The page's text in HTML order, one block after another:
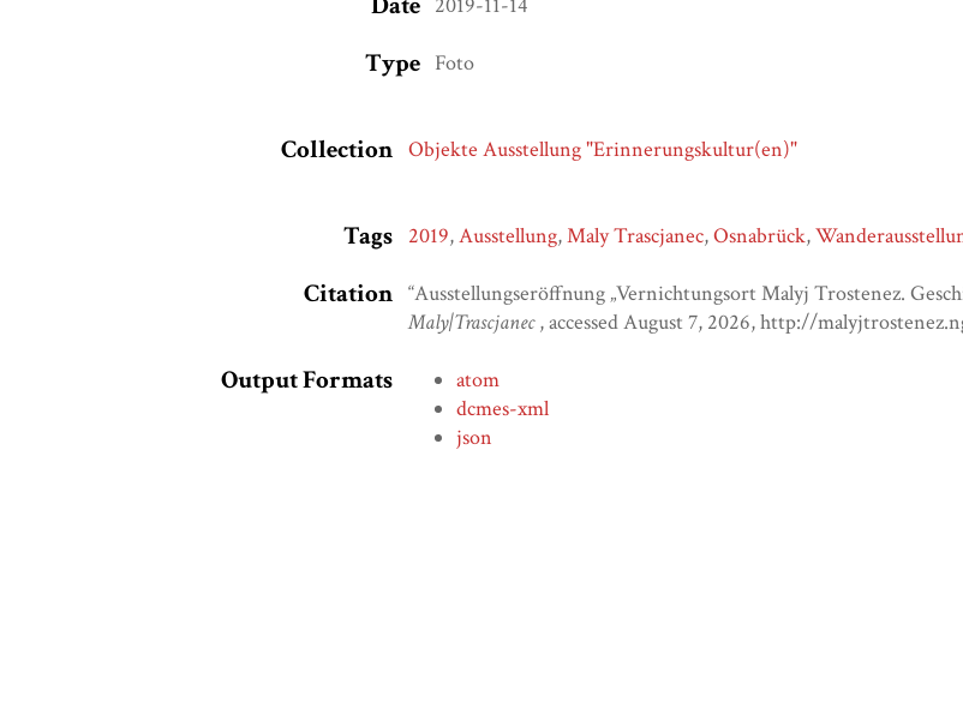
2019-11-14
Type Foto
Collection Objekte Ausstellung "Erinnerungskultur(en)"
Tags 2019,Ausstellung,Maly Trascjanec,Osnabrück,
Citation “Ausstellungseröffnung „Vernichtungsort Malyj Trostenez.
Maly|Trascjanec, accessed August 7, 2026,http://
Output Formats
atom
dcmes-xml
json